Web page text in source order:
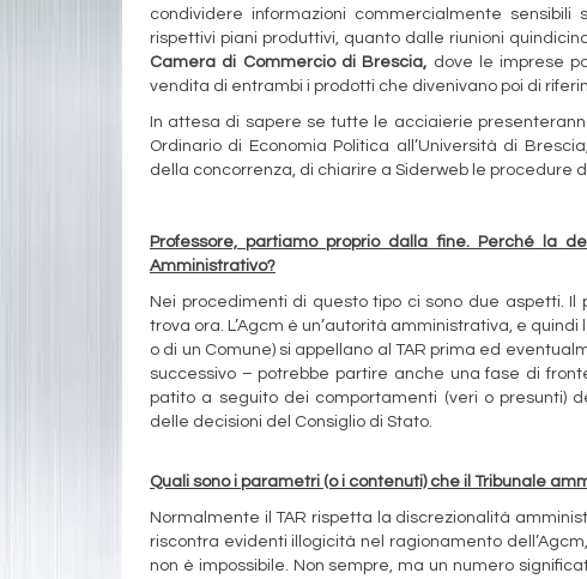
condividere informazioni commercialmente
rispettivi piani produttivi, quanto dalle riunioni
Camera di Commercio di Brescia, dove le imprese
vendita di entrambi i prodotti che divenivano poi di
In attesa di sapere se tutte le acciaierie
Ordinario di Economia Politica all’Università di
della concorrenza, di chiarire a Siderweb le procedure
Professore, partiamo proprio dalla fine. Perché la
Amministrativo?
Nei procedimenti di questo tipo ci sono due aspetti.
trova ora. L’Agcm è un’autorità amministrativa, e
o di un Comune) si appellano al TAR prima ed
successivo – potrebbe partire anche una fase di
patito a seguito dei comportamenti (veri o presunti)
delle decisioni del Consiglio di Stato.
Quali sono i parametri (o i contenuti) che il Tribunale
Normalmente il TAR rispetta la discrezionalità
riscontra evidenti illogicità nel ragionamento
non è impossibile. Non sempre, ma un numero